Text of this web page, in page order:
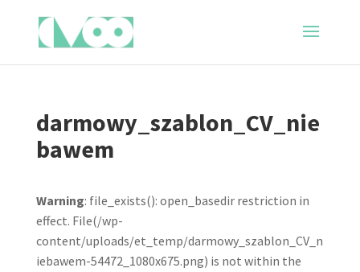
darmowy_szablon_CV_nie
bawem
Warning: file_exists(): open_basedir restriction in
effect. File(/wp-
content/uploads/et_temp/darmowy_szablon_CV_n
iebawem-54472_1080x675.png) is not within the